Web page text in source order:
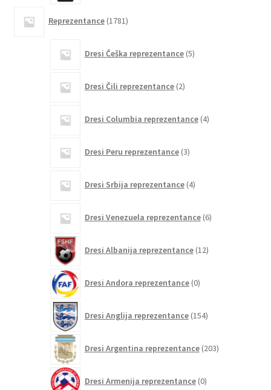
Reprezentance 1781izdelkov
Dresi Češka reprezentance 5izdelkov
Dresi Čili reprezentance 2izdelka
Dresi Columbia reprezentance 4izdelki
Dresi Peru reprezentance 3izdelki
Dresi Srbija reprezentance 4izdelki
Dresi Venezuela reprezentance 6izdelkov
Dresi Albanija reprezentance 12izdelkov
Dresi Andora reprezentance 0izdelkov
Dresi Anglija reprezentance 154izdelkov
Dresi Argentina reprezentance 203izdelki
Dresi Armenija reprezentance 0izdelkov